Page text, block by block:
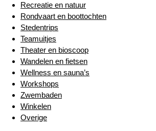
Recreatie en natuur
Rondvaart en boottochten
Stedentrips
Teamuitjes
Theater en bioscoop
Wandelen en fietsen
Wellness en sauna’s
Workshops
Zwembaden
Winkelen
Overige